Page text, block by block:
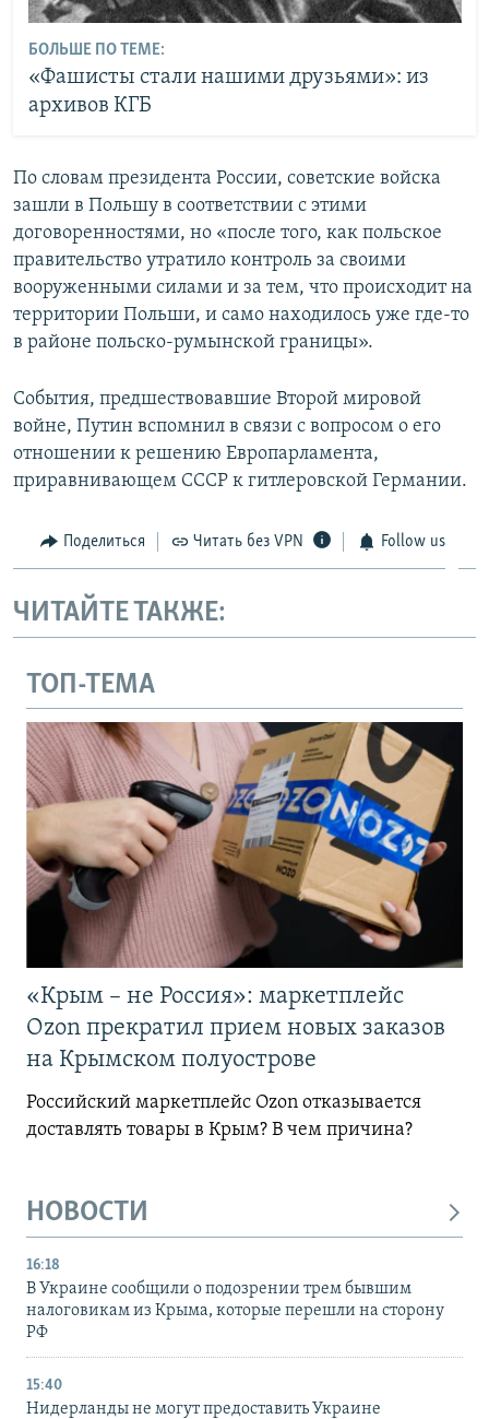
БОЛЬШЕ ПО ТЕМЕ:
«Фашисты стали нашими друзьями»: из
архивов КГБ
По словам президента России, советские войска
зашли в Польшу в соответствии с этими
договоренностями, но «после того, как польское
правительство утратило контроль за своими
вооруженными силами и за тем, что происходит на
территории Польши, и само находилось уже где-то
в районе польско-румынской границы».
События, предшествовавшие Второй мировой
войне, Путин вспомнил в связи с вопросом о его
отношении к решению Европарламента,
приравнивающем СССР к гитлеровской Германии.
Поделиться Читать без VPN Follow us
ЧИТАЙТЕ ТАКЖЕ:
ТОП-ТЕМА
«Крым – не Россия»: маркетплейс
Ozon прекратил прием новых заказов
на Крымском полуострове
Российский маркетплейс Ozon отказывается
доставлять товары в Крым? В чем причина?
НОВОСТИ
16:18
В Украине сообщили о подозрении трем бывшим
налоговикам из Крыма, которые перешли на сторону
РФ
15:40
Нидерланды не могут предоставить Украине